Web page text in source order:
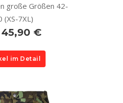
große Größen 42-
(XS-7XL)
€
im Detail